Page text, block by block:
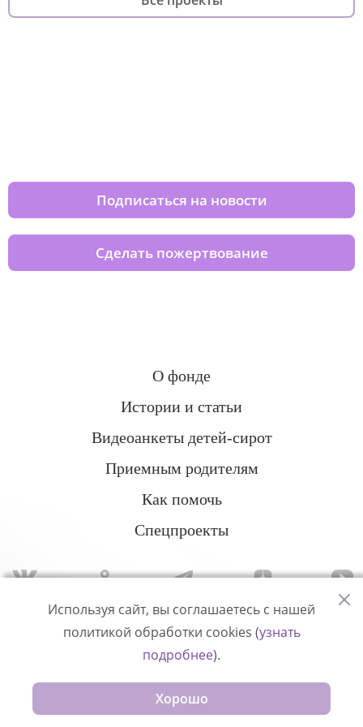
Подписаться на новости
Сделать пожертвование
О фонде
Истории и статьи
Видеоанкеты детей-сирот
Приемным родителям
Как помочь
Спецпроекты
Политика конфиденциальности
© Измени одну жизнь
Используя сайт, вы соглашаетесь с нашей
политикой обработки cookies (узнать
подробнее).
Хорошо